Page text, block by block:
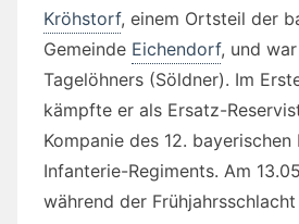
Kröhstorf, einem Ortsteil der
Gemeinde Eichendorf, und
Tagelöhners (Söldner). Im
kämpfte er als Ersatz-
Kompanie des 12. bayerischen
Infanterie-Regiments. Am
während der